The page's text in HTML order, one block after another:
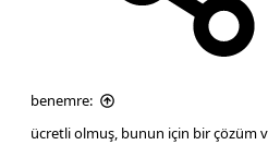
benemre:
ücretli olmuş, bunun için bir çözüm